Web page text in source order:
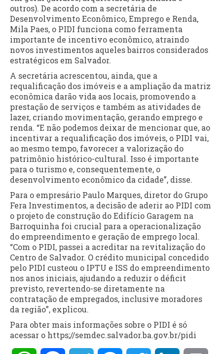
outros). De acordo com a secretária de
Desenvolvimento Econômico, Emprego e Renda,
Mila Paes, o PIDI funciona como ferramenta
importante de incentivo econômico, atraindo
novos investimentos aqueles bairros considerados
estratégicos em Salvador.
A secretária acrescentou, ainda, que a
requalificação dos imóveis e a ampliação da matriz
econômica darão vida aos locais, promovendo a
prestação de serviços e também as atividades de
lazer, criando movimentação, gerando emprego e
renda. “E não podemos deixar de mencionar que, ao
incentivar a requalificação dos imóveis, o PIDI vai,
ao mesmo tempo, favorecer a valorização do
patrimônio histórico-cultural. Isso é importante
para o turismo e, consequentemente, o
desenvolvimento econômico da cidade”, disse.
Para o empresário Paulo Marques, diretor do Grupo
Fera Investimentos, a decisão de aderir ao PIDI com
o projeto de construção do Edifício Garagem na
Barroquinha foi crucial para a operacionalização
do empreendimento e geração de emprego local.
“Com o PIDI, passei a acreditar na revitalização do
Centro de Salvador. O crédito municipal concedido
pelo PIDI custeou o IPTU e ISS do empreendimento
nos anos iniciais, ajudando a reduzir o déficit
previsto, revertendo-se diretamente na
contratação de empregados, inclusive moradores
da região”, explicou.
Para obter mais informações sobre o PIDI é só
acessar o https;//semdec.salvador.ba.gov.br/pidi